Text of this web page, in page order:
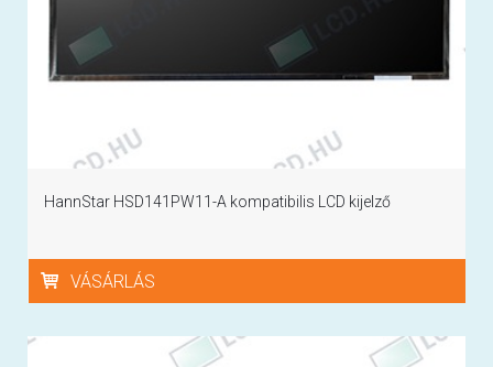
HannStar HSD141PW11-A kompatibilis LCD kijelző
VÁSÁRLÁS